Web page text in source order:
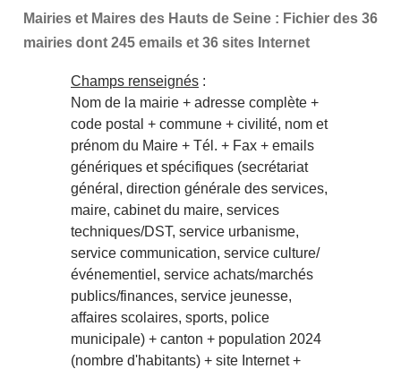
Mairies et Maires des Hauts de Seine : Fichier des 36
mairies dont 245 emails et 36 sites Internet
Champs renseignés :
Nom de la mairie + adresse complète +
code postal + commune + civilité, nom et
prénom du Maire + Tél. + Fax + emails
génériques et spécifiques (secrétariat
général, direction générale des services,
maire, cabinet du maire, services
techniques/DST, service urbanisme,
service communication, service culture/
événementiel, service achats/marchés
publics/finances, service jeunesse,
affaires scolaires, sports, police
municipale) + canton + population 2024
(nombre d'habitants) + site Internet +